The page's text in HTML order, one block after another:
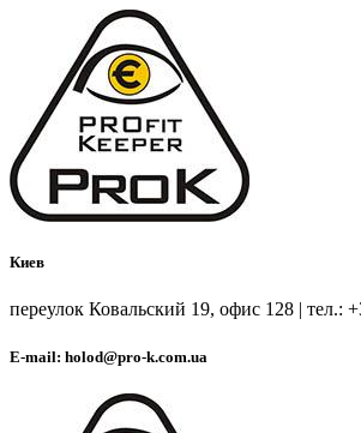
Киев
переулок Ковальский 19, офис 128 | тел.:
E-mail: holod@pro-k.com.ua